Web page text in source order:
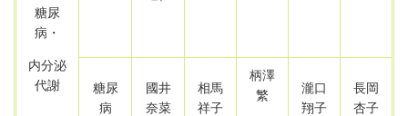
糖尿
病・
内分泌
代謝
糖尿
病
國井
奈菜
相馬
祥子
柄澤
繁
瀧口
翔子
長岡
杏子